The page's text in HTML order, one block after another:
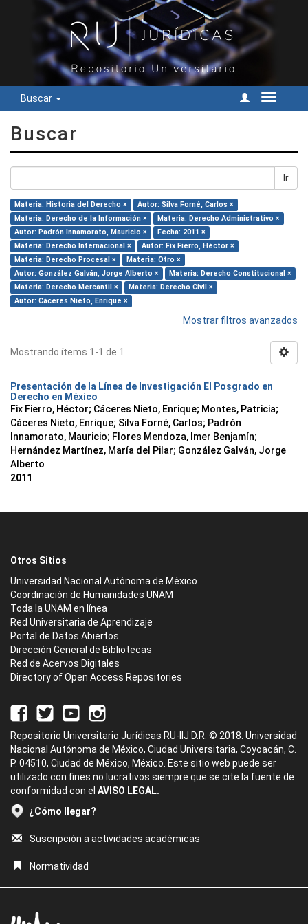
Buscar
Cambiar
Buscar
Ir
Materia: Historia del Derecho ×
Autor: Silva Forné, Carlos ×
Materia: Derecho de la Información ×
Materia: Derecho Administrativo ×
Autor: Padrón Innamorato, Mauricio ×
Fecha: 2011 ×
Materia: Derecho Internacional ×
Autor: Fix Fierro, Héctor ×
Materia: Derecho Procesal ×
Materia: Otro ×
Autor: González Galván, Jorge Alberto ×
Materia: Derecho Constitucional ×
Materia: Derecho Mercantil ×
Materia: Derecho Civil ×
Autor: Cáceres Nieto, Enrique ×
Mostrar filtros avanzados
Mostrando ítems 1-1 de 1
Presentación de la Línea de Investigación El Posgrado en
Derecho en México
Fix Fierro, Héctor; Cáceres Nieto, Enrique; Montes, Patricia;
Cáceres Nieto, Enrique; Silva Forné, Carlos; Padrón
Innamorato, Mauricio; Flores Mendoza, Imer Benjamín;
Hernández Martínez, María del Pilar; González Galván, Jorge
Alberto
2011
Otros Sitios
Universidad Nacional Autónoma de México
Coordinación de Humanidades UNAM
Toda la UNAM en línea
Red Universitaria de Aprendizaje
Portal de Datos Abiertos
Dirección General de Bibliotecas
Red de Acervos Digitales
Directory of Open Access Repositories
Repositorio Universitario Jurídicas RU-IIJ D.R. © 2018. Universidad
Nacional Autónoma de México, Ciudad Universitaria, Coyoacán, C.
P. 04510, Ciudad de México, México. Este sitio web puede ser
utilizado con fines no lucrativos siempre que se cite la fuente de
conformidad con el AVISO LEGAL.
¿Cómo llegar?
Suscripción a actividades académicas
Normatividad